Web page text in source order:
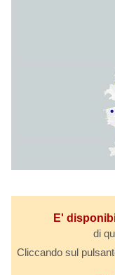
E'
di
Cliccando sul